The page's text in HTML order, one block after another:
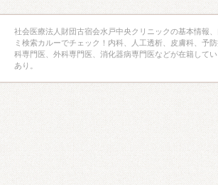
社会医療法人財団古宿会水戸中央クリニックの基本情報
ミ検索カルーでチェック！内科、人工透析、皮膚科、予
科専門医、外科専門医、消化器病専門医などが在籍して
あり。